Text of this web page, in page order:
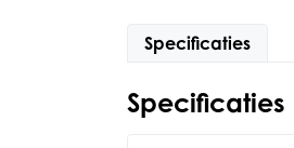
Specificaties
Specificaties